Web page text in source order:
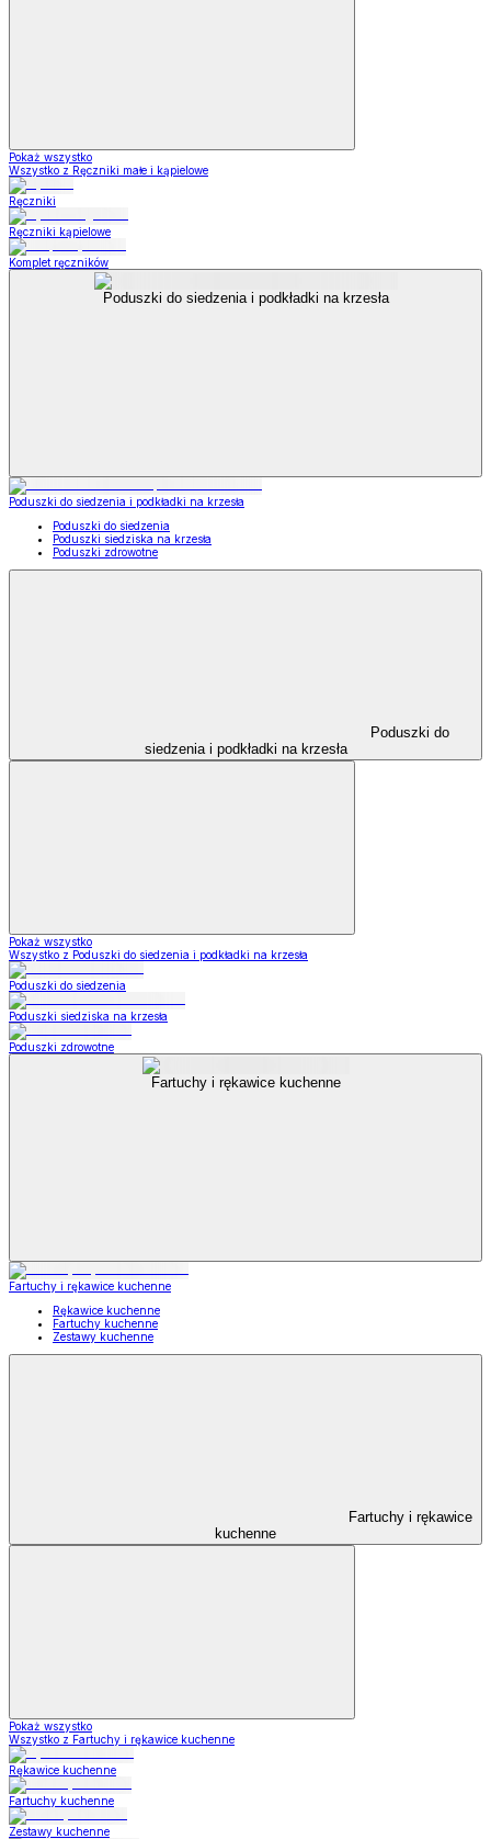
Pokaż wszystko
Wszystko z Ręczniki małe i kąpielowe
Ręczniki
Ręczniki kąpielowe
Komplet ręczników
Poduszki do siedzenia i podkładki na krzesła
Poduszki do siedzenia i podkładki na krzesła
Poduszki do siedzenia
Poduszki siedziska na krzesła
Poduszki zdrowotne
Poduszki do
siedzenia i podkładki na krzesła
Pokaż wszystko
Wszystko z Poduszki do siedzenia i podkładki na krzesła
Poduszki do siedzenia
Poduszki siedziska na krzesła
Poduszki zdrowotne
Fartuchy i rękawice kuchenne
Fartuchy i rękawice kuchenne
Rękawice kuchenne
Fartuchy kuchenne
Zestawy kuchenne
Fartuchy i rękawice
kuchenne
Pokaż wszystko
Wszystko z Fartuchy i rękawice kuchenne
Rękawice kuchenne
Fartuchy kuchenne
Zestawy kuchenne